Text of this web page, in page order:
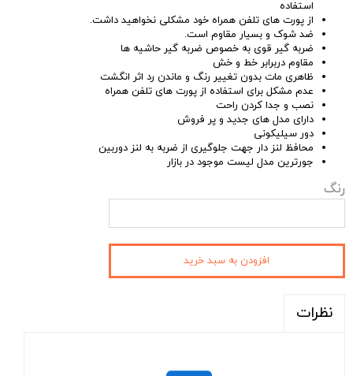
استفاده
از پورت های تلفن همراه خود مشکلی نخواهید داشت.
ضد شوک و بسیار مقاوم است.
ضربه گیر قوی به خصوص ضربه گیر حاشیه ها
مقاوم دربرابر خط و خش
ظاهری مات بدون تغییر رنگ و ماندن رد اثر انگشت
عدم مشکل برای استفاده از پورت های تلفن همراه
نصب و جدا کردن راحت
دارای مدل های جدید و پر فروش
دور سیلیکونی
محافظ لنز دار جهت جلوگیری از ضربه به لنز دوربین
جورترین مدل لیست موجود در بازار
رنگ
افزودن به سبد خرید
نظرات